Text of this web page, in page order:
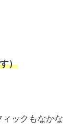
）
ックもなかな